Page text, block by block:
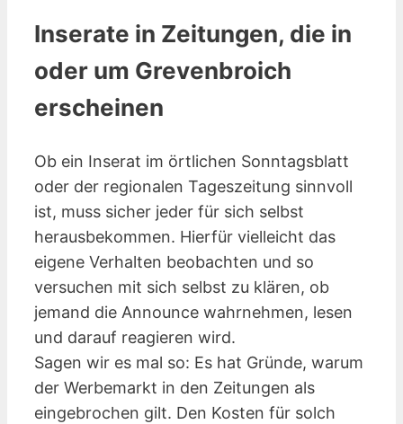
Inserate in Zeitungen, die in
oder um Grevenbroich
erscheinen
Ob ein Inserat im örtlichen Sonntagsblatt
oder der regionalen Tageszeitung sinnvoll
ist, muss sicher jeder für sich selbst
herausbekommen. Hierfür vielleicht das
eigene Verhalten beobachten und so
versuchen mit sich selbst zu klären, ob
jemand die Announce wahrnehmen, lesen
und darauf reagieren wird.
Sagen wir es mal so: Es hat Gründe, warum
der Werbemarkt in den Zeitungen als
eingebrochen gilt. Den Kosten für solch